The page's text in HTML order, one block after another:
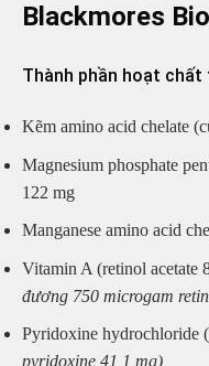
Blackmores
Thành phần hoạt chất
Kẽm amino acid chelate
Magnesium phosphate
122 mg
Manganese amino acid
Vitamin A (retinol acetate
đương 750 microgam
Pyridoxine hydrochloride
pyridoxine 41,1 mg)